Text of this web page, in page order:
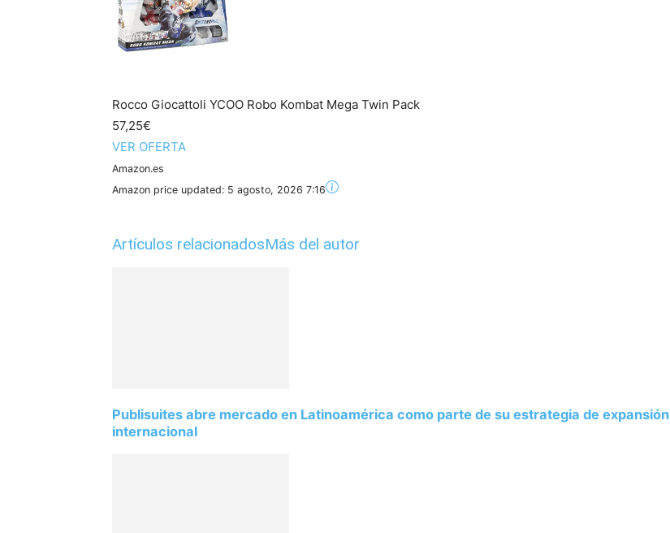
Rocco Giocattoli YCOO Robo Kombat Mega Twin Pack
57,25€
VER OFERTA
Amazon.es
Amazon price updated: 5 agosto, 2026 7:16
Artículos relacionadosMás del autor
Publisuites abre mercado en Latinoamérica como parte de su estrategia de expansión
internacional